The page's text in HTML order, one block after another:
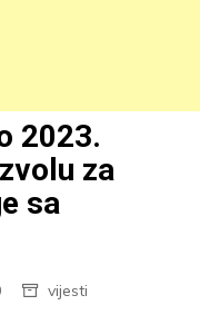
2023.
za
sa
vijesti